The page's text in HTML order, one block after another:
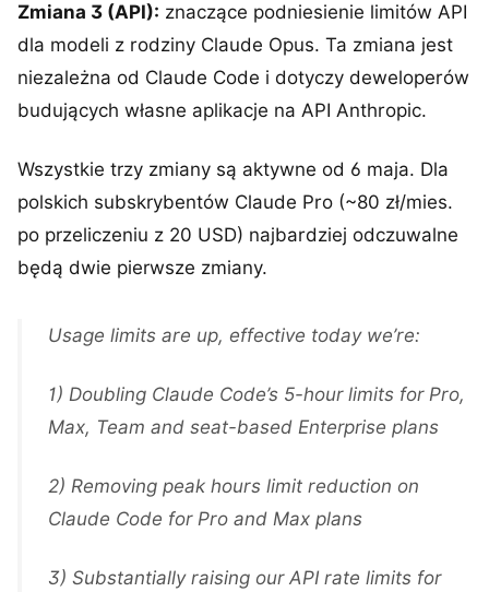
Zmiana 3 (API): znaczące podniesienie limitów API
dla modeli z rodziny Claude Opus. Ta zmiana jest
niezależna od Claude Code i dotyczy deweloperów
budujących własne aplikacje na API Anthropic.
Wszystkie trzy zmiany są aktywne od 6 maja. Dla
polskich subskrybentów Claude Pro (~80 zł/mies.
po przeliczeniu z 20 USD) najbardziej odczuwalne
będą dwie pierwsze zmiany.
Usage limits are up, effective today we’re:
1) Doubling Claude Code’s 5-hour limits for Pro,
Max, Team and seat-based Enterprise plans
2) Removing peak hours limit reduction on
Claude Code for Pro and Max plans
3) Substantially raising our API rate limits for